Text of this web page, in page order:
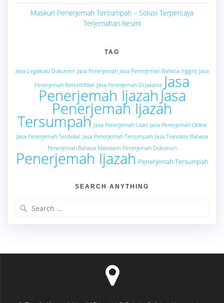
Maskuri Penerjemah Tersumpah – Solusi Terpercaya
Terjemahan Resmi
TAG
Jasa Legalisasi Dokumen Jasa Penerjemah Jasa Penerjemah Bahasa Inggris Jasa
Penerjemah Bersertifikat Jasa Penerjemah Di Jakarta Jasa
Penerjemah Ijazah Jasa
Penerjemah Ijazah
Tersumpah Jasa Penerjemah Lisan Jasa Penerjemah Online
Jasa Penerjemah Terdekat Jasa Penerjemah Tersumpah Jasa Translate Bahasa
Penerjemah Bahasa Mandarin Penerjemah Dokumen
Penerjemah Ijazah Penerjemah Tersumpah
SEARCH ANYTHING